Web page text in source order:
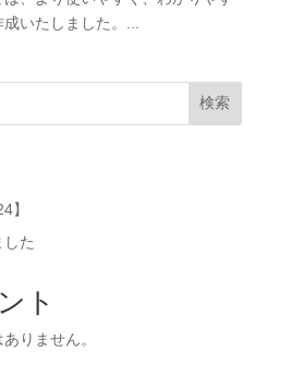
いたしました。...
検索
】
た
ト
りません。